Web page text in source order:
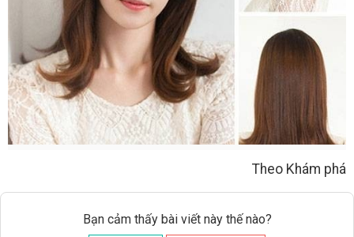
Theo Khám phá
Bạn cảm thấy bài viết này thế nào?